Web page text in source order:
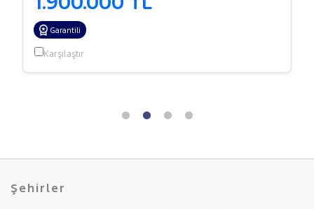
Garantili
Karşılaştır
Şehirler